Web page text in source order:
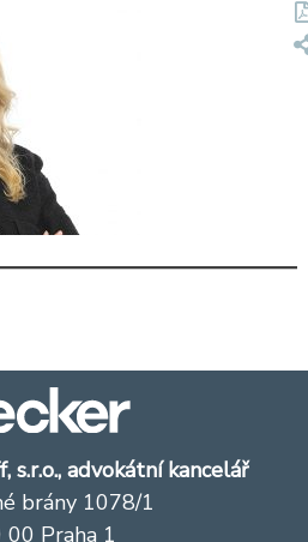
s.r.o., advokátní kancelář
brány 1078/1
00 Praha 1